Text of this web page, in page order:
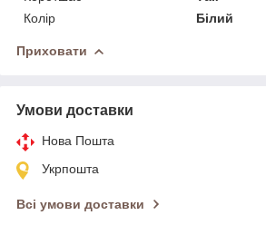
Колір
Білий
Приховати
Умови доставки
Нова Пошта
Укрпошта
Всі умови доставки